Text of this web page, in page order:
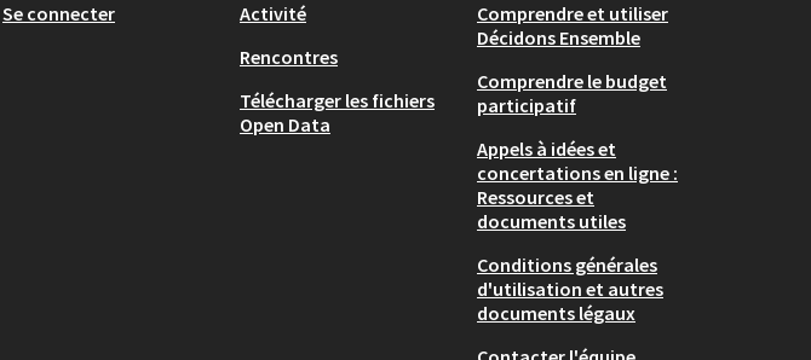
Se connecter
Activité
Rencontres
Télécharger les fichiers
Open Data
Comprendre et utiliser
Décidons Ensemble
Comprendre le budget
participatif
Appels à idées et
concertations en ligne :
Ressources et
documents utiles
Conditions générales
d'utilisation et autres
documents légaux